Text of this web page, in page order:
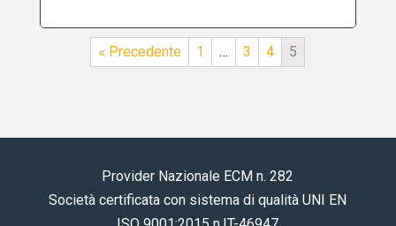
« Precedente 1 … 3 4 5
Provider Nazionale ECM n. 282
Società certificata con sistema di qualità UNI EN